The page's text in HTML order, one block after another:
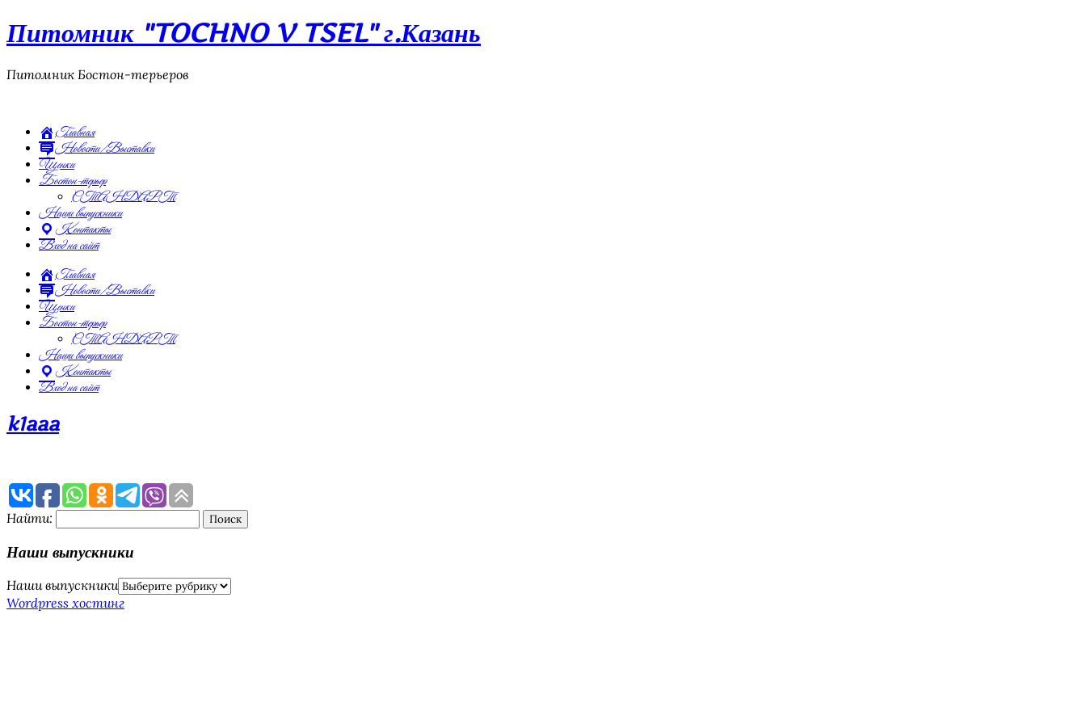
Питомник "TOCHNO V TSEL" г.Казань
Питомник Бостон-терьеров
Главная
Новости/Выставки
Щенки
Бостон-терьер
СТАНДАРТ
Наши выпускники
Контакты
Вход на сайт
Главная
Новости/Выставки
Щенки
Бостон-терьер
СТАНДАРТ
Наши выпускники
Контакты
Вход на сайт
k1aaa
Найти:
Наши выпускники
Наши выпускники
Wordpress хостинг